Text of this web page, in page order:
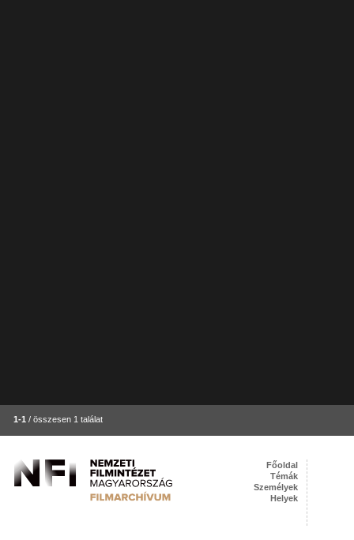
1-1 / összesen 1 találat
Főoldal
Témák
Személyek
Helyek